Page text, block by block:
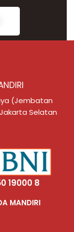
(Jembatan
Selatan
19000 8
MANDIRI